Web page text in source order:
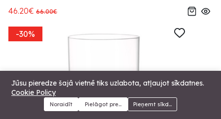
Menu Kategorijas Meklēt Grozs
46.20€ 66.00€
-30%
Jūsu pieredze šajā vietnē tiks uzlabota, atļaujot sīkdatnes.
Cookie Policy
Noraidīt Pielāgot preferencesPieņemt sīkdatnes